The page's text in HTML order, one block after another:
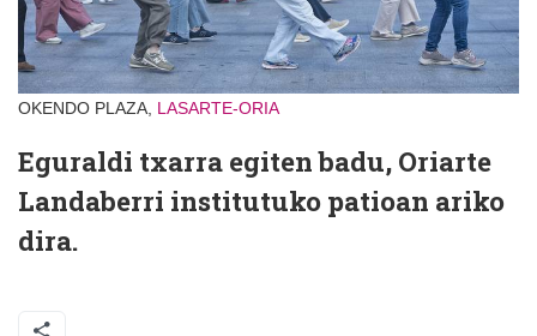
OKENDO PLAZA, LASARTE-ORIA
Eguraldi txarra egiten badu, Oriarte
Landaberri institutuko patioan ariko
dira.